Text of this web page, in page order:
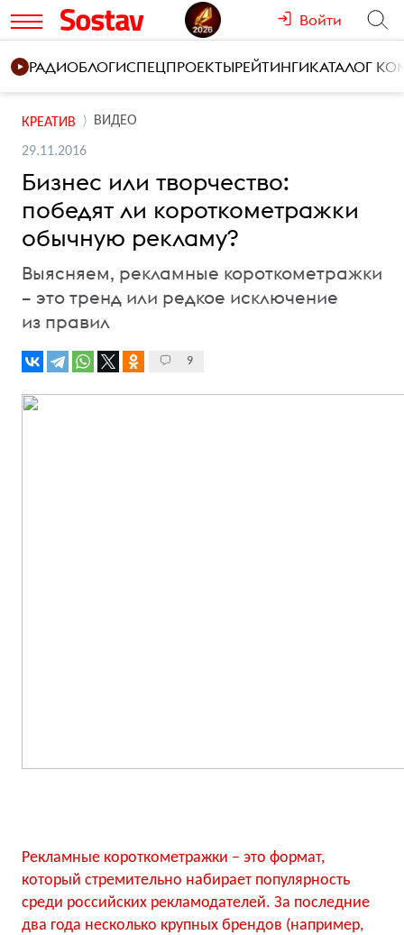
Войти
РАДИОБЛОГИСПЕЦПРОЕКТЫРЕЙТИНГИКАТАЛОГ
КРЕАТИВ ВИДЕО
29.11.2016
Бизнес или творчество:
победят ли короткометражки
обычную рекламу?
Выясняем, рекламные короткометражки
– это тренд или редкое исключение
из правил
9
Рекламные короткометражки – это формат,
который стремительно набирает популярность
среди российских рекламодателей. За последние
два года несколько крупных брендов (например,